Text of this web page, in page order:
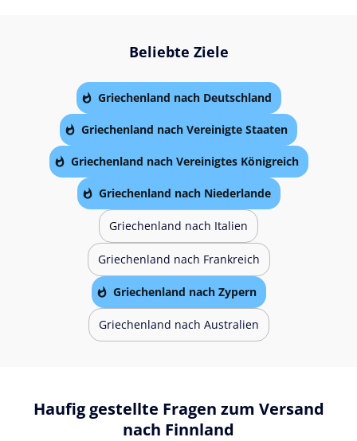
Beliebte Ziele
Griechenland nach Deutschland
Griechenland nach Vereinigte Staaten
Griechenland nach Vereinigtes Königreich
Griechenland nach Niederlande
Griechenland nach Italien
Griechenland nach Frankreich
Griechenland nach Zypern
Griechenland nach Australien
Haufig gestellte Fragen zum Versand
nach Finnland